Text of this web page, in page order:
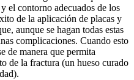
el contorno adecuados de los
de la aplicación de placas y
aunque se hagan todas estas
complicaciones. Cuando esto
de manera que permita
de la fractura (un hueso curado